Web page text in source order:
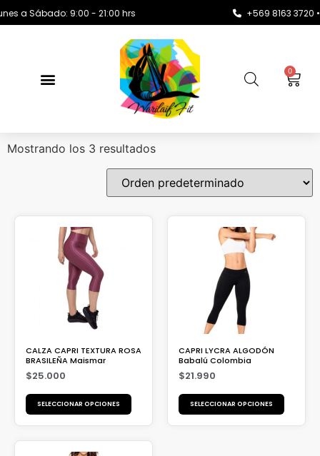
a Sábado: 9:00 - 21:00 hrs +569 8163 3720 •
0
Mostrando los 3 resultados
CALZA CAPRI TEXTURA ROSA
BRASILEÑA Maismar
$25.000
SELECCIONAR OPCIONES
CAPRI LYCRA ALGODÓN
Babalú Colombia
$21.990
SELECCIONAR OPCIONES